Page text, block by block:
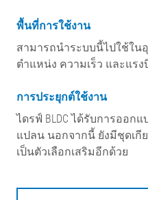
พื้นที่การใช้งาน
สามารถนำระบบนี้ไปใช้ใน
ตำแหน่ง ความเร็ว และแรง
การประยุกต์ใช้งาน
ไดรฟ์ BLDC ได้รับการออก
แปลน นอกจากนี้ ยังมีชุดเกี
เป็นตัวเลือกเสริมอีกด้วย